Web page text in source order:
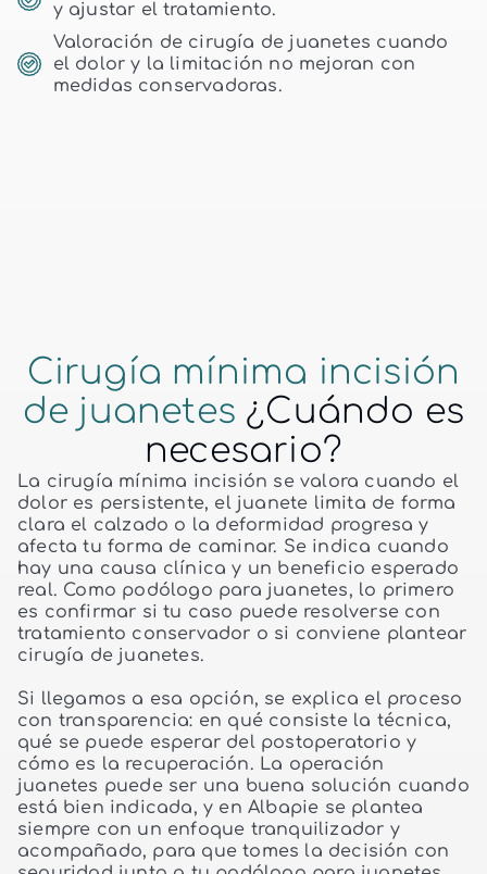
y ajustar el tratamiento.
Valoración de cirugía de juanetes cuando
el dolor y la limitación no mejoran con
medidas conservadoras.
Cirugía mínima incisión
de juanetes ¿Cuándo es
necesario?
La cirugía mínima incisión se valora cuando el
dolor es persistente, el juanete limita de forma
clara el calzado o la deformidad progresa y
afecta tu forma de caminar. Se indica cuando
hay una causa clínica y un beneficio esperado
real. Como podólogo para juanetes, lo primero
es confirmar si tu caso puede resolverse con
tratamiento conservador o si conviene plantear
cirugía de juanetes.
Si llegamos a esa opción, se explica el proceso
con transparencia: en qué consiste la técnica,
qué se puede esperar del postoperatorio y
cómo es la recuperación. La operación
juanetes puede ser una buena solución cuando
está bien indicada, y en Albapie se plantea
siempre con un enfoque tranquilizador y
acompañado, para que tomes la decisión con